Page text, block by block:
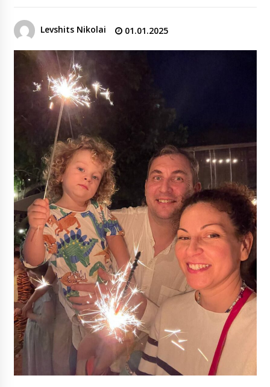
Levshits Nikolai 01.01.2025